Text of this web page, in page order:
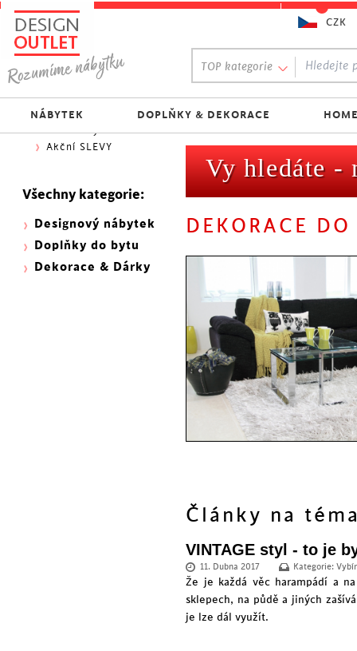
Vy hledáte -
DEKORACE
Články na
VINTAGE styl - to je
11. Dubna 2017 Kategorie:
Že je každá věc harampádí a
sklepech, na půdě a jiných
je lze dál využít.
Oblíbený výběr:
300 NOVINEK
333 BESTSELLERŮ
Nejlevnější do 1.500 Kč
Skladovky
Akční SLEVY
Všechny kategorie:
Designový nábytek
Doplňky do bytu
Dekorace & Dárky
TOP kategorie
NÁBYTEK DOPLŇKY & DEKORACE
CZK